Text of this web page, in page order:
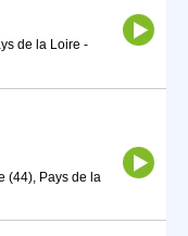
de la Loire -
(44), Pays de la